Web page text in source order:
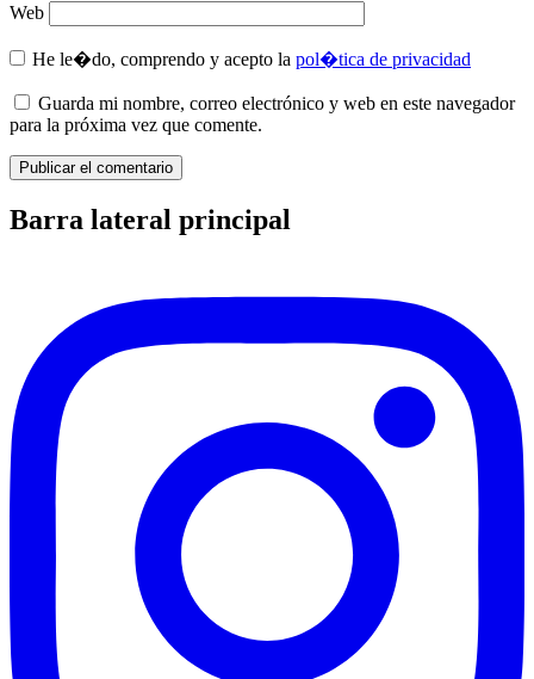
Web
He le�do, comprendo y acepto la pol�tica de privacidad
Guarda mi nombre, correo electrónico y web en este navegador
para la próxima vez que comente.
Barra lateral principal